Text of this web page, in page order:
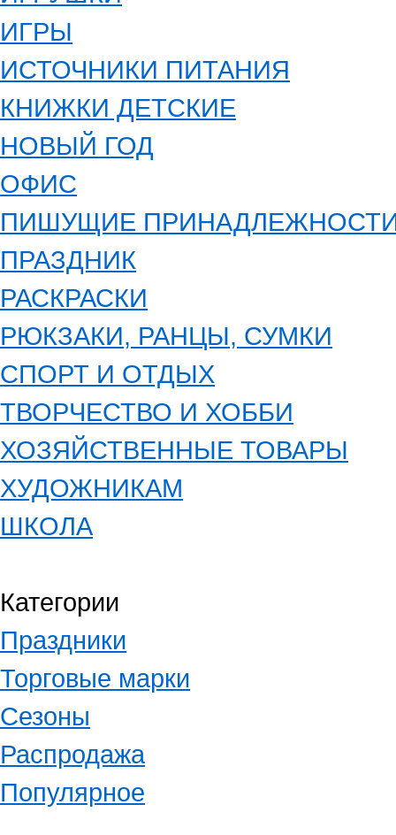
ИГРЫ
ИСТОЧНИКИ ПИТАНИЯ
КНИЖКИ ДЕТСКИЕ
НОВЫЙ ГОД
ОФИС
ПИШУЩИЕ
ПРАЗДНИК
РАСКРАСКИ
РЮКЗАКИ, РАНЦЫ, СУМКИ
СПОРТ И ОТДЫХ
ТВОРЧЕСТВО И ХОББИ
ХОЗЯЙСТВЕННЫЕ ТОВАРЫ
ХУДОЖНИКАМ
ШКОЛА
Категории
Праздники
Торговые марки
Сезоны
Распродажа
Популярное